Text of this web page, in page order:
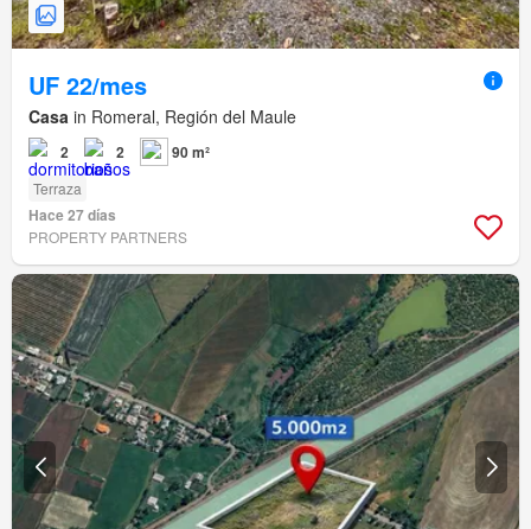
UF 22/mes
Casa in Romeral, Región del Maule
2 2 90 m²
Terraza
Hace 27 días
PROPERTY PARTNERS